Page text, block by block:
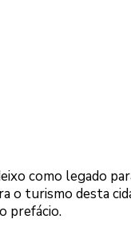
como legado
o turismo desta
prefácio.